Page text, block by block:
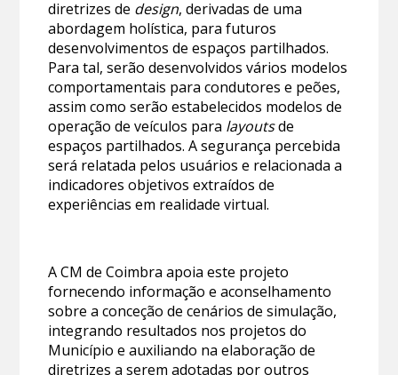
diretrizes de design, derivadas de uma
abordagem holística, para futuros
desenvolvimentos de espaços partilhados.
Para tal, serão desenvolvidos vários modelos
comportamentais para condutores e peões,
assim como serão estabelecidos modelos de
operação de veículos para layoutsde
espaços partilhados. A segurança percebida
será relatada pelos usuários e relacionada a
indicadores objetivos extraídos de
experiências em realidade virtual.
A CM de Coimbra apoia este projeto
fornecendo informação e aconselhamento
sobre a conceção de cenários de simulação,
integrando resultados nos projetos do
Município e auxiliando na elaboração de
diretrizes a serem adotadas por outros